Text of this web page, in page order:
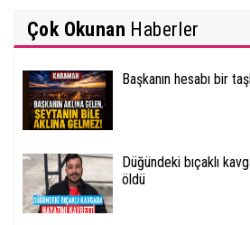
Çok Okunan Haberler
Başkanın hesabı bir
Düğündeki bıçaklı
öldü